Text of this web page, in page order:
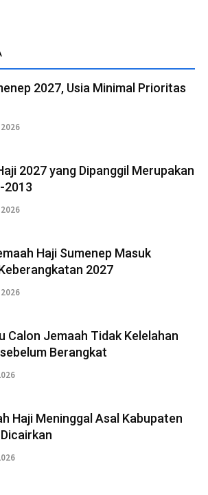
2027, Usia Minimal Prioritas
2027 yang Dipanggil Merupakan
2013
Haji Sumenep Masuk
2027
Calon Jemaah Tidak Kelelahan
Berangkat
Haji Meninggal Asal Kabupaten